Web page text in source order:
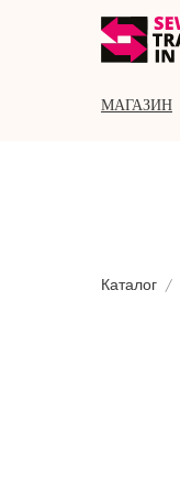
МАГАЗИН
Каталог